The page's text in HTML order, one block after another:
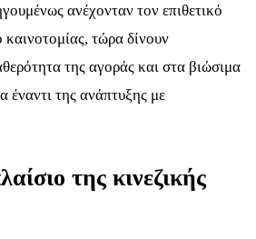
ανέχονταν τον επιθετικό
τώρα δίνουν
της αγοράς και στα βιώσιμα
έναντι της ανάπτυξης με
της κινεζικής